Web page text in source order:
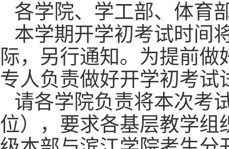
各学院、学工部、体育
本学期开学初考试时间
际，另行通知。为提前
专人负责做好开学初考试
请各学院负责将本次考
位），要求各基层教学组